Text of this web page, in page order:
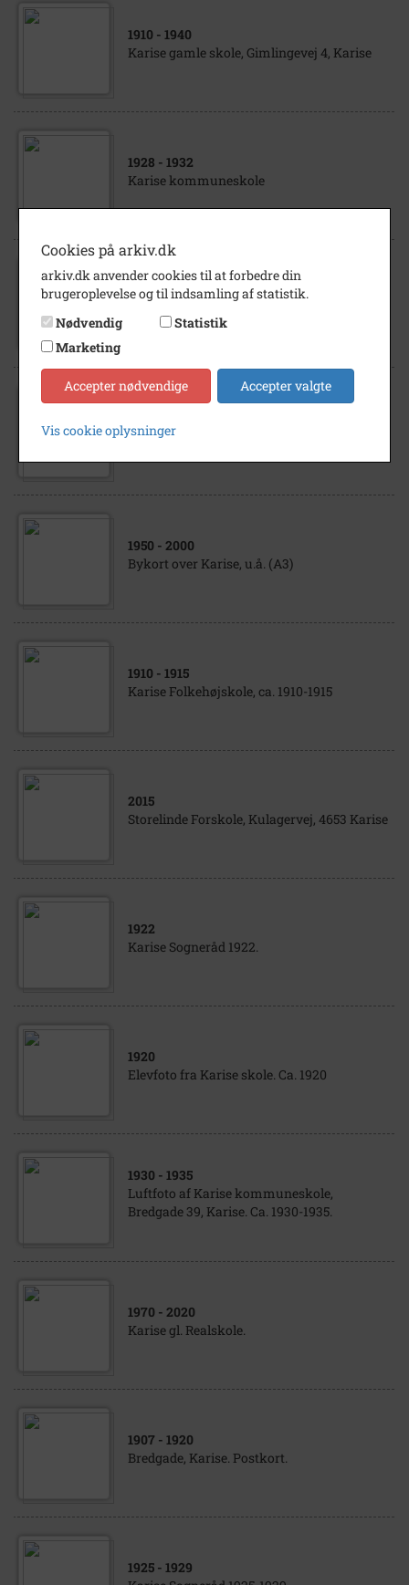
1910 - 1940
Karise gamle skole, Gimlingevej 4, Karise
1928 - 1932
Karise kommuneskole
1964
Sofie Jørgensen, Karise gl. skole
1950 - 2000
Bykort over Karise, u.å. (A3)
1910 - 1915
Karise Folkehøjskole, ca. 1910-1915
2015
Storelinde Forskole, Kulagervej, 4653 Karise
1922
Karise Sogneråd 1922.
1920
Elevfoto fra Karise skole. Ca. 1920
1930 - 1935
Luftfoto af Karise kommuneskole,
Bredgade 39, Karise. Ca. 1930-1935.
1970 - 2020
Karise gl. Realskole.
1907 - 1920
Bredgade, Karise. Postkort.
1925 - 1929
Cookies på arkiv.dk
arkiv.dk anvender cookies til at forbedre din
brugeroplevelse og til indsamling af statistik.
Nødvendig
Statistik
Marketing
Accepter nødvendige Accepter valgte
Vis cookie oplysninger